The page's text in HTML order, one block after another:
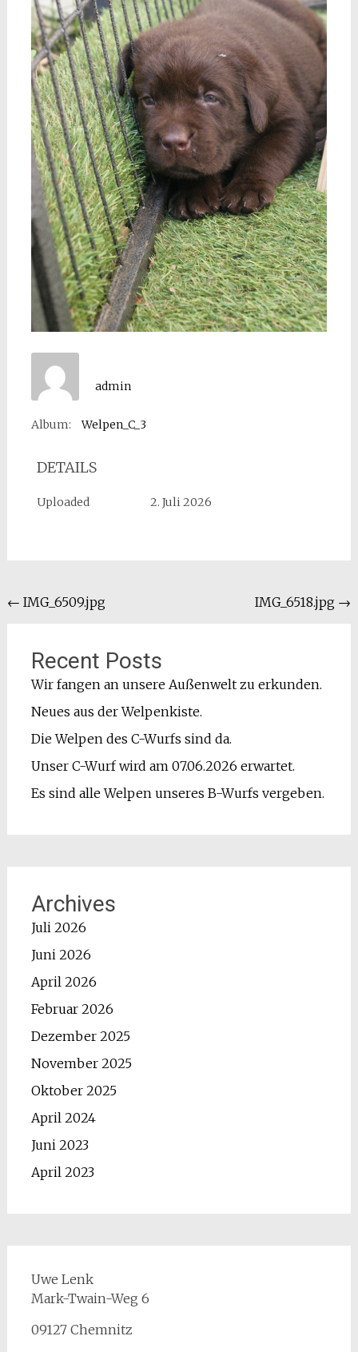
admin
Album: Welpen_C_3
DETAILS
Uploaded 2. Juli 2026
Beitragsnavigation
← IMG_6509.jpg IMG_6518.jpg →
Recent Posts
Wir fangen an unsere Außenwelt zu erkunden.
Neues aus der Welpenkiste.
Die Welpen des C-Wurfs sind da.
Unser C-Wurf wird am 07.06.2026 erwartet.
Es sind alle Welpen unseres B-Wurfs vergeben.
Archives
Juli 2026
Juni 2026
April 2026
Februar 2026
Dezember 2025
November 2025
Oktober 2025
April 2024
Juni 2023
April 2023
Uwe Lenk
Mark-Twain-Weg 6
09127 Chemnitz